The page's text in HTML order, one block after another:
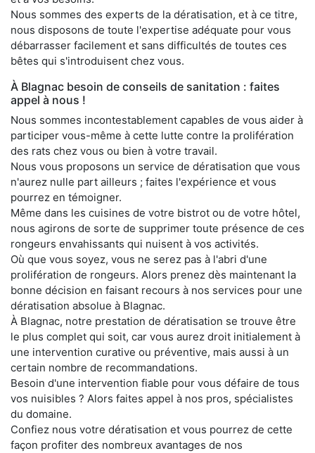
Nous sommes des experts de la dératisation, et à ce titre,
nous disposons de toute l'expertise adéquate pour vous
débarrasser facilement et sans difficultés de toutes ces
bêtes qui s'introduisent chez vous.
À Blagnac besoin de conseils de sanitation : faites
appel à nous !
Nous sommes incontestablement capables de vous aider à
participer vous-même à cette lutte contre la prolifération
des rats chez vous ou bien à votre travail.
Nous vous proposons un service de dératisation que vous
n'aurez nulle part ailleurs ; faites l'expérience et vous
pourrez en témoigner.
Même dans les cuisines de votre bistrot ou de votre hôtel,
nous agirons de sorte de supprimer toute présence de ces
rongeurs envahissants qui nuisent à vos activités.
Où que vous soyez, vous ne serez pas à l'abri d'une
prolifération de rongeurs. Alors prenez dès maintenant la
bonne décision en faisant recours à nos services pour une
dératisation absolue à Blagnac.
À Blagnac, notre prestation de dératisation se trouve être
le plus complet qui soit, car vous aurez droit initialement à
une intervention curative ou préventive, mais aussi à un
certain nombre de recommandations.
Besoin d'une intervention fiable pour vous défaire de tous
vos nuisibles ? Alors faites appel à nos pros, spécialistes
du domaine.
Confiez nous votre dératisation et vous pourrez de cette
façon profiter des nombreux avantages de nos